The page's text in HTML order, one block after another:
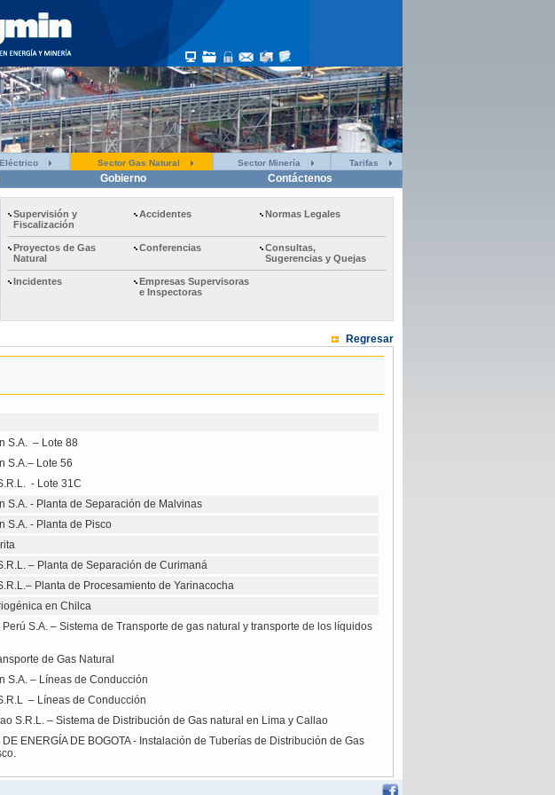
Sector Gas Natural Sector Minería Tarifas
Gobierno Contáctenos
Supervisión y
Fiscalización
Accidentes Normas Legales
Proyectos de Gas
Natural
Conferencias
Consultas,
Sugerencias y Quejas
Incidentes
Empresas Supervisoras
e Inspectoras